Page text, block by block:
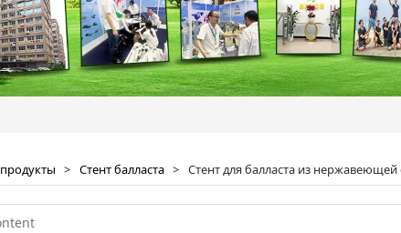
продукты > Стент балласта > Стент для балласта из нержавеющей